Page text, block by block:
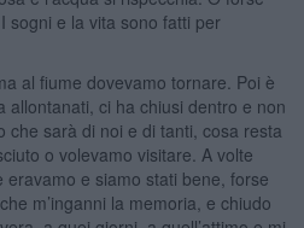
sogni e la vita sono fatti per
al fiume dovevamo tornare. Poi è
allontanati, ci ha chiusi dentro e non
che sarà di noi e di tanti, cosa resta
o volevamo visitare. A volte
e siamo stati bene, forse
m’inganni la memoria, e chiudo